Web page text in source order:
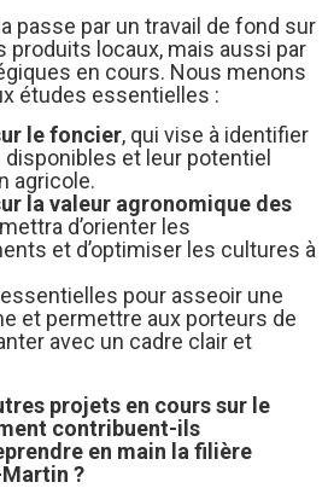
passe par un travail de fond sur
produits locaux, mais aussi par
en cours. Nous menons
études essentielles :
le foncier, qui vise à identifier
disponibles et leur potentiel
agricole.
la valeur agronomique des
d’orienter les
et d’optimiser les cultures à
pour asseoir une
et permettre aux porteurs de
avec un cadre clair et
projets en cours sur le
contribuent-ils
en main la filière
?